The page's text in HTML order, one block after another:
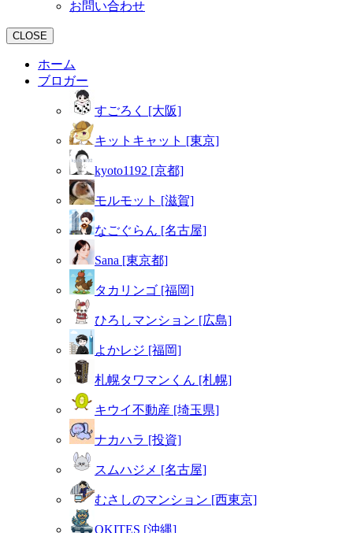
お問い合わせ
CLOSE
ホーム
ブロガー
すごろく [大阪]
キットキャット [東京]
kyoto1192 [京都]
モルモット [滋賀]
なごぐらん [名古屋]
Sana [東京都]
タカリンゴ [福岡]
ひろしマンション [広島]
よかレジ [福岡]
札幌タワマンくん [札幌]
キウイ不動産 [埼玉県]
ナカハラ [投資]
スムハジメ [名古屋]
むさしのマンション [西東京]
OKITES [沖縄]